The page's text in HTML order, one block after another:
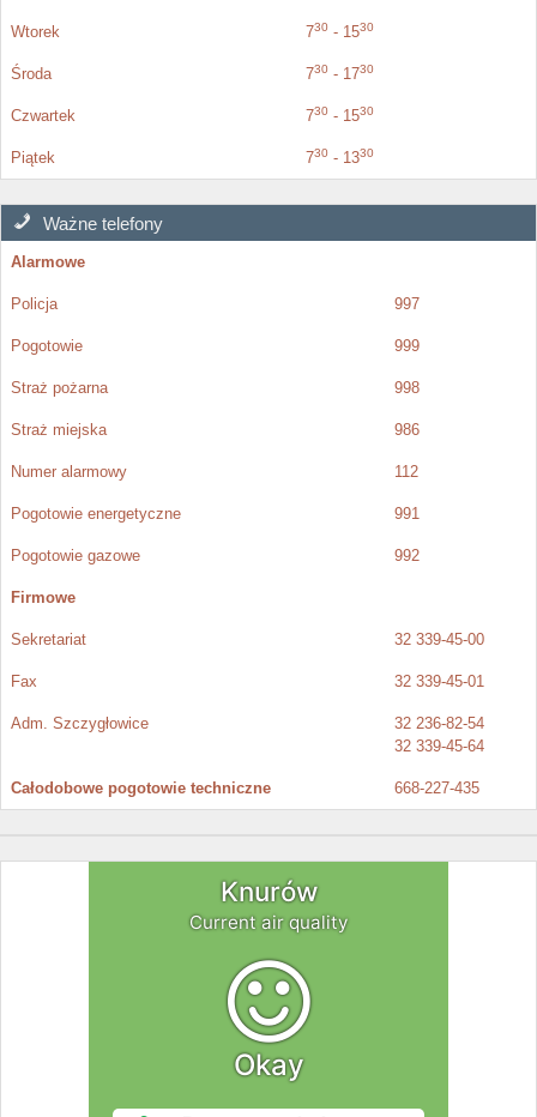
Wtorek 730 - 1530
Środa 730 - 1730
Czwartek 730 - 1530
Piątek 730 - 1330
Ważne telefony
Alarmowe
Policja 997
Pogotowie 999
Straż pożarna 998
Straż miejska 986
Numer alarmowy 112
Pogotowie energetyczne 991
Pogotowie gazowe 992
Firmowe
Sekretariat 32 339-45-00
Fax 32 339-45-01
Adm. Szczygłowice
32 236-82-54
32 339-45-64
Całodobowe pogotowie techniczne 668-227-435